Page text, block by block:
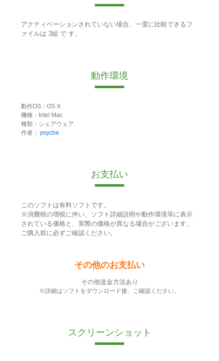
アクティベーションされていない場合、一度に比較できるフ
ァイルは 3組 で す。
動作環境
動作OS：OS X
機種：Intel Mac
種類：シェアウェア
作者： psyche
お支払い
このソフトは有料ソフトです。
※消費税の増税に伴い、ソフト詳細説明や動作環境等に表示
されている価格と、実際の価格が異なる場合がございます。
ご購入前に必ずご確認ください。
その他のお支払い
その他送金方法あり
※詳細はソフトをダウンロード後、ご確認ください。
スクリーンショット